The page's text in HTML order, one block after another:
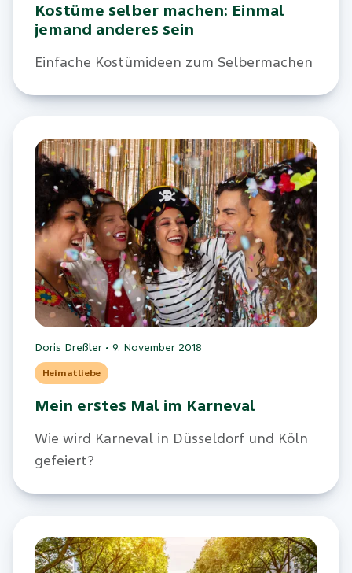
Kostüme selber machen: Einmal
jemand anderes sein
Einfache Kostümideen zum Selbermachen
Doris Dreßler• 9. November 2018
Heimatliebe
Mein erstes Mal im Karneval
Wie wird Karneval in Düsseldorf und Köln
gefeiert?